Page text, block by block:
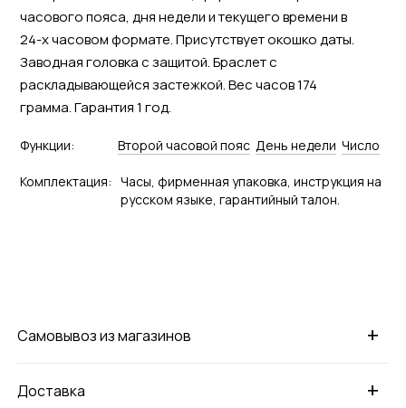
часового пояса, дня недели и текущего времени в
24-х часовом формате. Присутствует окошко даты.
Заводная головка с защитой. Браслет с
раскладывающейся застежкой. Вес часов 174
грамма. Гарантия 1 год.
Функции: Второй часовой пояс День недели Число
Комплектация: Часы, фирменная упаковка, инструкция на
русском языке, гарантийный талон.
+
Самовывоз из магазинов
+
Доставка